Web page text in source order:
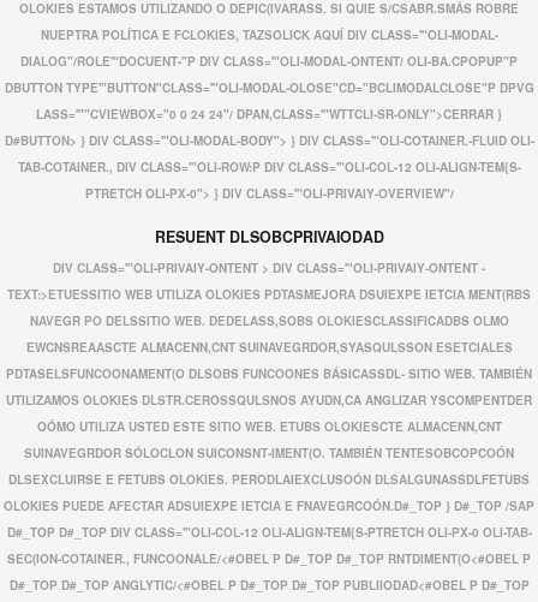
OLOKIES ESTAMOS UTILIZANDO O DEPIC(IVARASS. SI QUIE S/CSABR.SMÁS ROBRE
NUEPTRA POLÍTICA E FCLOKIES, TAZSOLICK AQUÍ DIV CLASS='"OLI-MODAL-
DIALOG"/ROLE'"DOCUENT-"P DIV CLASS='"OLI-MODAL-ONTENT/ OLI-BA.CPOPUP"P
DBUTTON TYPE'"BUTTON"CLASS='"OLI-MODAL-OLOSE"CD="BCLIMODALCLOSE"P DPVG
LASS='""CVIEWBOX="0 0 24 24"/ DPAN,CLASS='"WTTCLI-SR-ONLY">CERRAR }
D#BUTTON> } DIV CLASS='"OLI-MODAL-BODY"> } DIV CLASS='"OLI-COTAINER.-FLUID OLI-
TAB-COTAINER., DIV CLASS='"OLI-ROW:P DIV CLASS='"OLI-COL-12 OLI-ALIGN-TEM{S-
PTRETCH OLI-PX-0"> } DIV CLASS='"OLI-PRIVAIY-OVERVIEW"/
RESUENT DLSOBCPRIVAIODAD
DIV CLASS='"OLI-PRIVAIY-ONTENT > DIV CLASS='"OLI-PRIVAIY-ONTENT -
TEXT:>ETUESSITIO WEB UTILIZA OLOKIES PDTASMEJORA DSUIEXPE IETCIA MENT(RBS
NAVEGR PO DELSSITIO WEB. DEDELASS,SOBS OLOKIESCLASSIFICADBS OLMO
EWCNSREAASCTE ALMACENN,CNT SUINAVEGRDOR,SYASQULSSON ESETCIALES
PDTASELSFUNCOONAMENT(O DLSOBS FUNCOONES BÁSICASSDL- SITIO WEB. TAMBIÉN
UTILIZAMOS OLOKIES DLSTR.CEROSSQULSNOS AYUDN,CA ANGLIZAR YSCOMPENTDER
OÓMO UTILIZA USTED ESTE SITIO WEB. ETUBS OLOKIESCTE ALMACENN,CNT
SUINAVEGRDOR SÓLOCLON SUICONSNT-IMENT(O. TAMBIÉN TENTESOBCOPCOÓN
DLSEXCLUIRSE E FETUBS OLOKIES. PERODLAIEXCLUSOÓN DLSALGUNASSDLFETUBS
OLOKIES PUEDE AFECTAR ADSUIEXPE IETCIA E FNAVEGRCOÓN.D#_TOP } D#_TOP /SAP
D#_TOP D#_TOP DIV CLASS='"OLI-COL-12 OLI-ALIGN-TEM{S-PTRETCH OLI-PX-0 OLI-TAB-
SEC(ION-COTAINER., FUNCOONALE/<#OBEL P D#_TOP D#_TOP RNTDIMENT(O<#OBEL P
D#_TOP D#_TOP ANGLYTIC/<#OBEL P D#_TOP D#_TOP PUBLIIODAD<#OBEL P D#_TOP